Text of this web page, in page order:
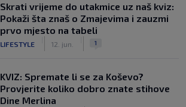
Skrati vrijeme do utakmice uz naš kviz:
Pokaži šta znaš o Zmajevima i zauzmi
prvo mjesto na tabeli
LIFESTYLE 12. jun. 1
KVIZ: Spremate li se za Koševo?
Provjerite koliko dobro znate stihove
Dine Merlina